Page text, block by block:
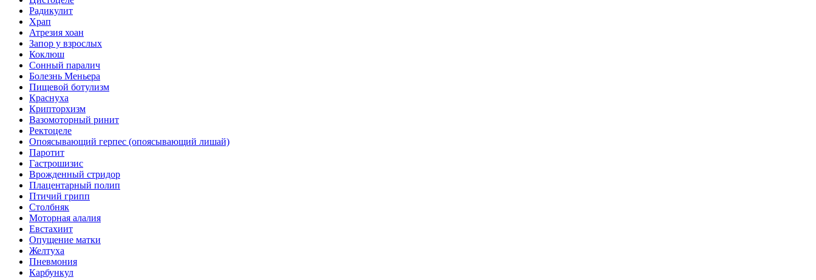
Радикулит
Храп
Атрезия хоан
Запор у взрослых
Коклюш
Сонный паралич
Болезнь Меньера
Пищевой ботулизм
Краснуха
Крипторхизм
Вазомоторный ринит
Ректоцеле
Опоясывающий герпес (опоясывающий лишай)
Паротит
Гастрошизис
Врожденный стридор
Плацентарный полип
Птичий грипп
Столбняк
Моторная алалия
Евстахиит
Опущение матки
Желтуха
Пневмония
Карбункул